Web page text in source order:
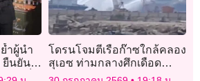
ำผู้นำ
ยืนยัน
เต็ม
โดรนโจมตีเรือก๊าซใกล้คลอง
สุเอซ ท่ามกลางศึกเดือด
สหรัฐ-อิหร่าน